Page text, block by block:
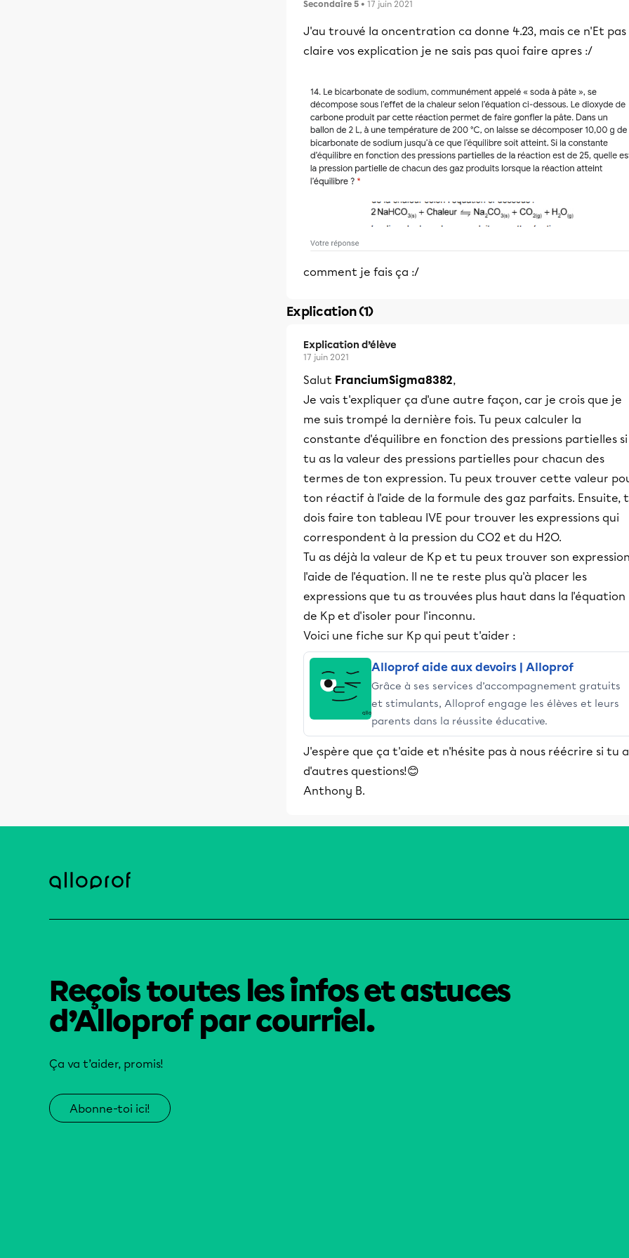
Secondaire 5 • 17 juin 2021
J'au trouvé la oncentration ca donne 4.23, mais ce n'Et pas
claire vos explication je ne sais pas quoi faire apres :/
comment je fais ça :/
Explication (1)
Explication d’élève
17 juin 2021
Salut FranciumSigma8382,
Je vais t'expliquer ça d'une autre façon, car je crois que je
me suis trompé la dernière fois. Tu peux calculer la
constante d'équilibre en fonction des pressions partielles si
tu as la valeur des pressions partielles pour chacun des
termes de ton expression. Tu peux trouver cette valeur
ton réactif à l'aide de la formule des gaz parfaits. Ensuite,
dois faire ton tableau IVE pour trouver les expressions qui
correspondent à la pression du CO2 et du H2O.
Tu as déjà la valeur de Kp et tu peux trouver son
l'aide de l'équation. Il ne te reste plus qu'à placer les
expressions que tu as trouvées plus haut dans la l'équation
de Kp et d'isoler pour l'inconnu.
Voici une fiche sur Kp qui peut t'aider :
Alloprof aide aux devoirs | Alloprof
Grâce à ses services d’accompagnement gratuits
et stimulants, Alloprof engage les élèves et leurs
parents dans la réussite éducative.
J'espère que ça t'aide et n'hésite pas à nous réécrire si tu
d'autres questions!😊
Anthony B.
Reçois toutes les infos et astuces
d’Alloprof par courriel.
Ça va t’aider, promis!
Abonne-toi ici!